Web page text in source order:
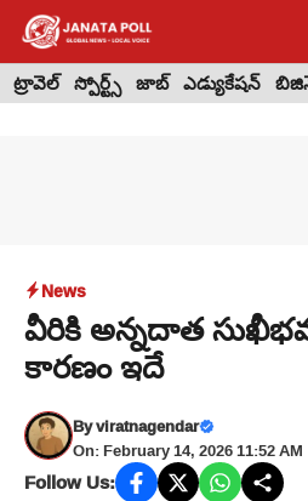
Skip
content
ట్రావెల్ స్పోర్ట్స్ జాబ్ ఎడ్యుకేషన్
News
వీరికి అన్నదాత
కారణం ఇదే
Byviratnagendar
On: February 14, 2026 11:52 AM
Follow Us: